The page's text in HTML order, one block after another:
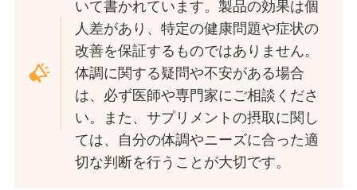
いて書かれています。製品の効果は個
人差があり、特定の健康問題や症状の
改善を保証するものではありません。
体調に関する疑問や不安がある場合
は、必ず医師や専門家にご相談くださ
い。また、サプリメントの摂取に関し
ては、自分の体調やニーズに合った適
切な判断を行うことが大切です。